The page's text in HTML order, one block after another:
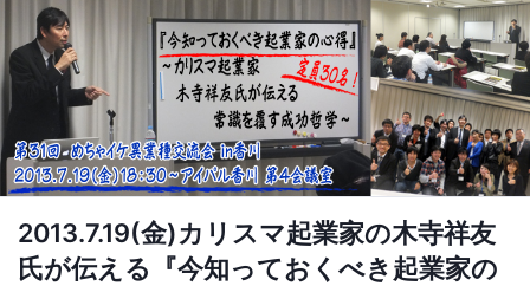
2013.7.19(金)カリスマ起業家の木寺祥友
氏が伝える『今知っておくべき起業家の